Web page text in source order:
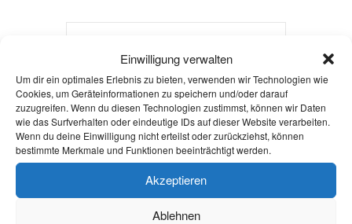
Einwilligung verwalten
Um dir ein optimales Erlebnis zu bieten, verwenden wir Technologien wie
Cookies, um Geräteinformationen zu speichern und/oder darauf
zuzugreifen. Wenn du diesen Technologien zustimmst, können wir Daten
wie das Surfverhalten oder eindeutige IDs auf dieser Website verarbeiten.
Wenn du deine Einwilligung nicht erteilst oder zurückziehst, können
bestimmte Merkmale und Funktionen beeinträchtigt werden.
Akzeptieren
Ablehnen
+ iCal / Outlook export